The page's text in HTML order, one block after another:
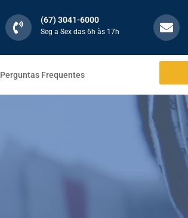
(67) 3041-6000
Seg a Sex das 6h às 17h
Perguntas Frequentes